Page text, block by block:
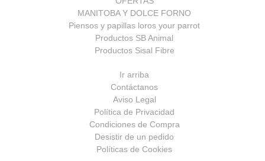
MANITOBA Y DOLCE FORNO
Piensos y papillas loros your parrot
Productos SB Animal
Productos Sisal Fibre
Ir arriba
Contáctanos
Aviso Legal
Política de Privacidad
Condiciones de Compra
Desistir de un pedido
Políticas de Cookies